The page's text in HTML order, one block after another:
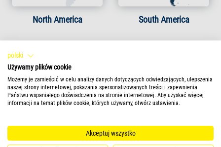
North America South America
polski
Używamy plików cookie
Możemy je zamieścić w celu analizy danych dotyczących odwiedzających, ulepszenia
naszej strony internetowej, pokazania spersonalizowanych treści i zapewnienia
Państwu wspaniałego doświadczenia na stronie internetowej. Aby uzyskać więcej
informacji na temat plików cookie, których używamy, otwórz ustawienia.
Akceptuj wszystko